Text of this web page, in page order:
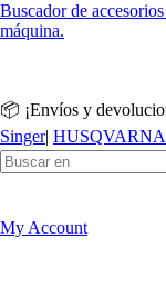
Buscador de accesorios
máquina.
📦 ¡Envíos y
Singer|
My Account